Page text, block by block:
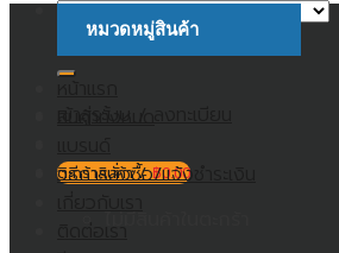
ค้นหา:
ตะกร้าสินค้า /฿0.00
หมวดหมู่สินค้า
วิธีการสั่งซื้อ/แจ้งชำระเงิน
ติดต่อเรา